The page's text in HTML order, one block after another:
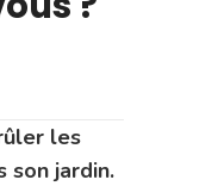
les
son jardin.